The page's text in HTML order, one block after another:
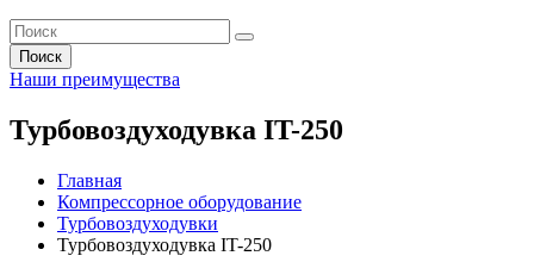
Поиск
Наши преимущества
Турбовоздуходувка IT-250
Главная
Компрессорное оборудование
Турбовоздуходувки
Турбовоздуходувка IT-250